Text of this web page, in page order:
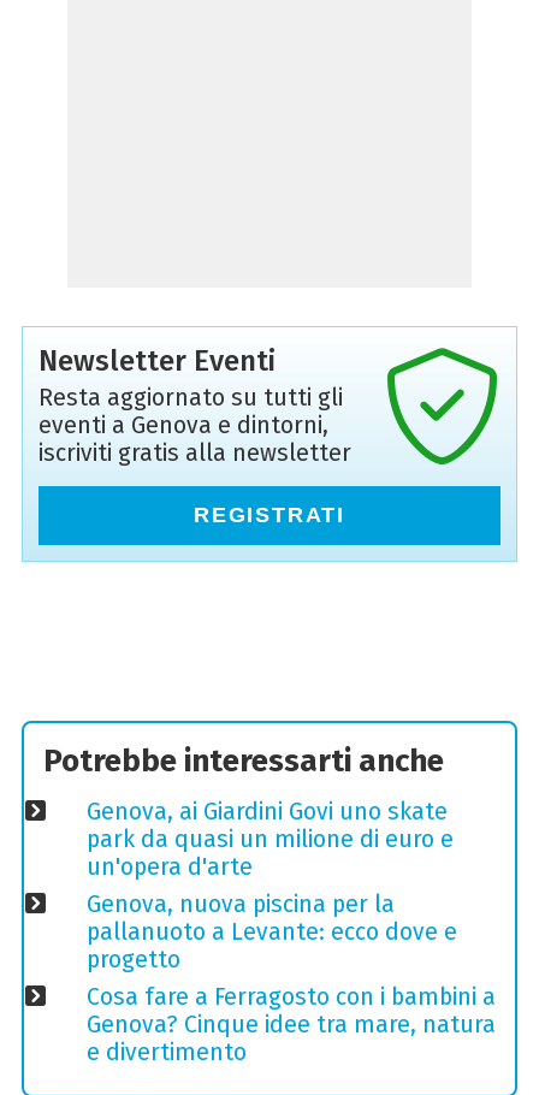
Newsletter Eventi
Resta aggiornato su tutti gli
eventi a Genova e dintorni,
iscriviti gratis alla newsletter
REGISTRATI
Potrebbe interessarti anche
Genova, ai Giardini Govi uno skate
park da quasi un milione di euro e
un'opera d'arte
Genova, nuova piscina per la
pallanuoto a Levante: ecco dove e
progetto
Cosa fare a Ferragosto con i bambini a
Genova? Cinque idee tra mare, natura
e divertimento